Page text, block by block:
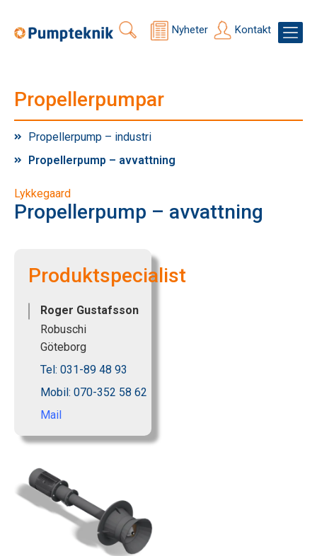
Nyheter Kontakt
Propellerpumpar
Propellerpump – industri
Propellerpump – avvattning
Lykkegaard
Propellerpump – avvattning
Produktspecialist
Roger Gustafsson
Robuschi
Göteborg
Tel: 031-89 48 93
Mobil: 070-352 58 62
Mail